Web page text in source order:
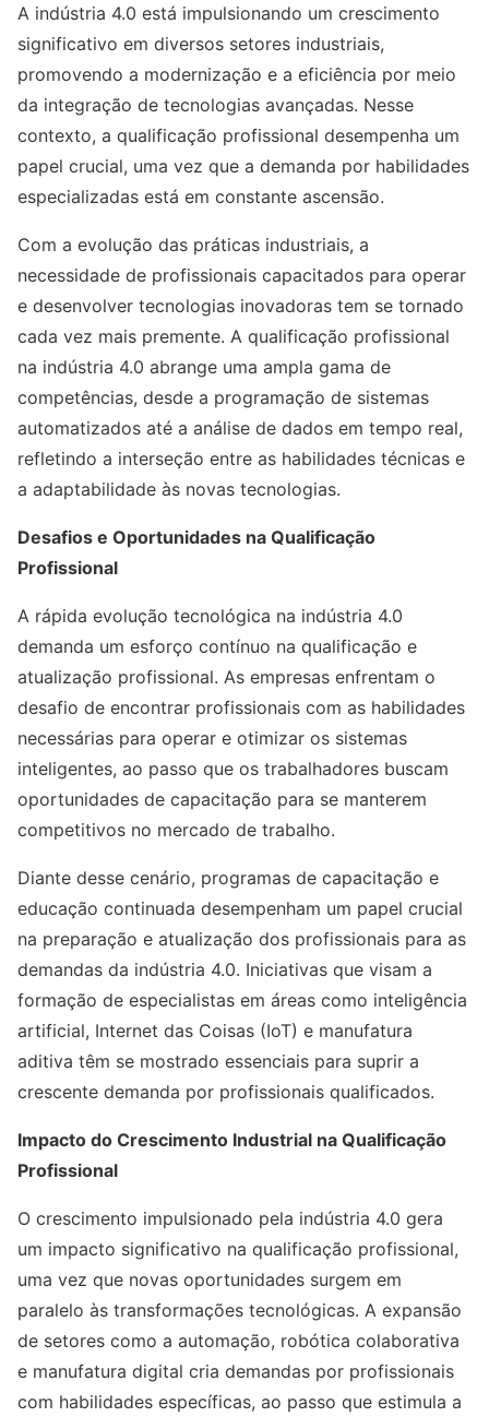
A indústria 4.0 está impulsionando um crescimento
significativo em diversos setores industriais,
promovendo a modernização e a eficiência por meio
da integração de tecnologias avançadas. Nesse
contexto, a qualificação profissional desempenha um
papel crucial, uma vez que a demanda por habilidades
especializadas está em constante ascensão.
Com a evolução das práticas industriais, a
necessidade de profissionais capacitados para operar
e desenvolver tecnologias inovadoras tem se tornado
cada vez mais premente. A qualificação profissional
na indústria 4.0 abrange uma ampla gama de
competências, desde a programação de sistemas
automatizados até a análise de dados em tempo real,
refletindo a interseção entre as habilidades técnicas e
a adaptabilidade às novas tecnologias.
Desafios e Oportunidades na Qualificação
Profissional
A rápida evolução tecnológica na indústria 4.0
demanda um esforço contínuo na qualificação e
atualização profissional. As empresas enfrentam o
desafio de encontrar profissionais com as habilidades
necessárias para operar e otimizar os sistemas
inteligentes, ao passo que os trabalhadores buscam
oportunidades de capacitação para se manterem
competitivos no mercado de trabalho.
Diante desse cenário, programas de capacitação e
educação continuada desempenham um papel crucial
na preparação e atualização dos profissionais para as
demandas da indústria 4.0. Iniciativas que visam a
formação de especialistas em áreas como inteligência
artificial, Internet das Coisas (IoT) e manufatura
aditiva têm se mostrado essenciais para suprir a
crescente demanda por profissionais qualificados.
Impacto do Crescimento Industrial na Qualificação
Profissional
O crescimento impulsionado pela indústria 4.0 gera
um impacto significativo na qualificação profissional,
uma vez que novas oportunidades surgem em
paralelo às transformações tecnológicas. A expansão
de setores como a automação, robótica colaborativa
e manufatura digital cria demandas por profissionais
com habilidades específicas, ao passo que estimula a